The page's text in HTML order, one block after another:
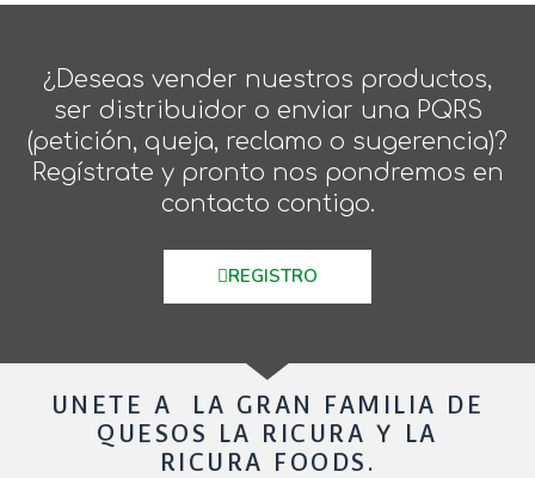
¿Deseas vender nuestros productos,
ser distribuidor o enviar una PQRS
(petición, queja, reclamo o sugerencia)?
Regístrate y pronto nos pondremos en
contacto contigo.
REGISTRO
UNETE A LA GRAN FAMILIA DE
QUESOS LA RICURA Y LA
RICURA FOODS.